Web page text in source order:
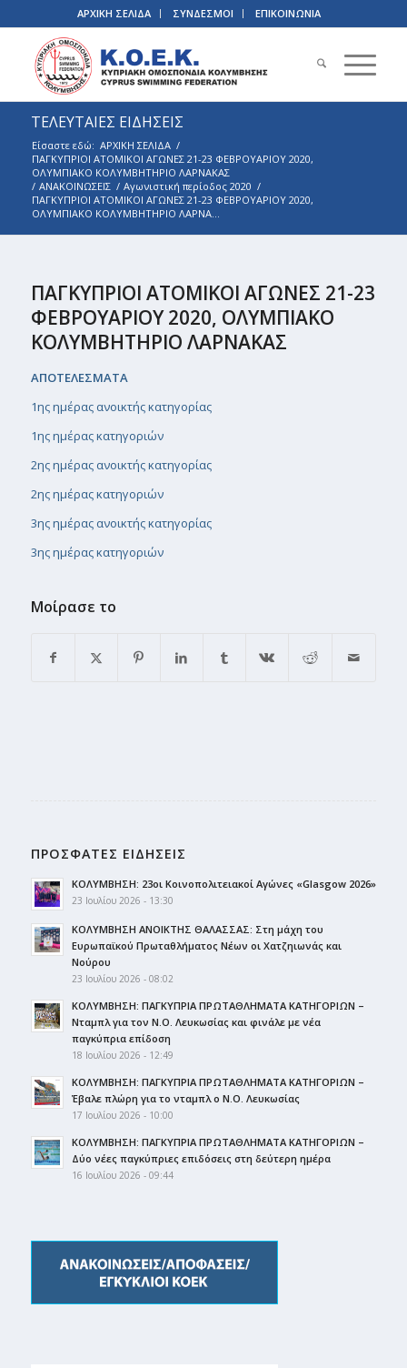
ΑΡΧΙΚΗ ΣΕΛΙΔΑ ΣΥΝΔΕΣΜΟΙ ΕΠΙΚΟΙΝΩΝΙΑ
ΤΕΛΕΥΤΑΙΕΣ ΕΙΔΗΣΕΙΣ
Είσαστε εδώ: ΑΡΧΙΚΗ ΣΕΛΙΔΑ /
ΠΑΓΚΥΠΡΙΟΙ ΑΤΟΜΙΚΟΙ ΑΓΩΝΕΣ 21-23 ΦΕΒΡΟΥΑΡΙΟΥ 2020,
ΟΛΥΜΠΙΑΚΟ ΚΟΛΥΜΒΗΤΗΡΙΟ ΛΑΡΝΑΚΑΣ
/ ΑΝΑΚΟΙΝΩΣΕΙΣ / Αγωνιστική περίοδος 2020 /
ΠΑΓΚΥΠΡΙΟΙ ΑΤΟΜΙΚΟΙ ΑΓΩΝΕΣ 21-23 ΦΕΒΡΟΥΑΡΙΟΥ 2020,
ΟΛΥΜΠΙΑΚΟ ΚΟΛΥΜΒΗΤΗΡΙΟ ΛΑΡΝΑ...
ΠΑΓΚΥΠΡΙΟΙ ΑΤΟΜΙΚΟΙ ΑΓΩΝΕΣ 21-23
ΦΕΒΡΟΥΑΡΙΟΥ 2020, ΟΛΥΜΠΙΑΚΟ
ΚΟΛΥΜΒΗΤΗΡΙΟ ΛΑΡΝΑΚΑΣ
ΑΠΟΤΕΛΕΣΜΑΤΑ
1ης ημέρας ανοικτής κατηγορίας
1ης ημέρας κατηγοριών
2ης ημέρας ανοικτής κατηγορίας
2ης ημέρας κατηγοριών
3ης ημέρας ανοικτής κατηγορίας
3ης ημέρας κατηγοριών
Μοίρασε το
ΠΡΟΣΦΑΤΕΣ ΕΙΔΗΣΕΙΣ
ΚΟΛΥΜΒΗΣΗ: 23οι Κοινοπολιτειακοί Αγώνες «Glasgow 2026»
23 Ιουλίου 2026 - 13:30
ΚΟΛΥΜΒΗΣΗ ΑΝΟΙΚΤΗΣ ΘΑΛΑΣΣΑΣ: Στη μάχη του
Ευρωπαϊκού Πρωταθλήματος Νέων οι Χατζηιωνάς και
Νούρου
23 Ιουλίου 2026 - 08:02
ΚΟΛΥΜΒΗΣΗ: ΠΑΓΚΥΠΡΙΑ ΠΡΩΤΑΘΛΗΜΑΤΑ ΚΑΤΗΓΟΡΙΩΝ –
Νταμπλ για τον Ν.Ο. Λευκωσίας και φινάλε με νέα
παγκύπρια επίδοση
18 Ιουλίου 2026 - 12:49
ΚΟΛΥΜΒΗΣΗ: ΠΑΓΚΥΠΡΙΑ ΠΡΩΤΑΘΛΗΜΑΤΑ ΚΑΤΗΓΟΡΙΩΝ –
Έβαλε πλώρη για το νταμπλ ο Ν.Ο. Λευκωσίας
17 Ιουλίου 2026 - 10:00
ΚΟΛΥΜΒΗΣΗ: ΠΑΓΚΥΠΡΙΑ ΠΡΩΤΑΘΛΗΜΑΤΑ ΚΑΤΗΓΟΡΙΩΝ –
Δύο νέες παγκύπριες επιδόσεις στη δεύτερη ημέρα
16 Ιουλίου 2026 - 09:44